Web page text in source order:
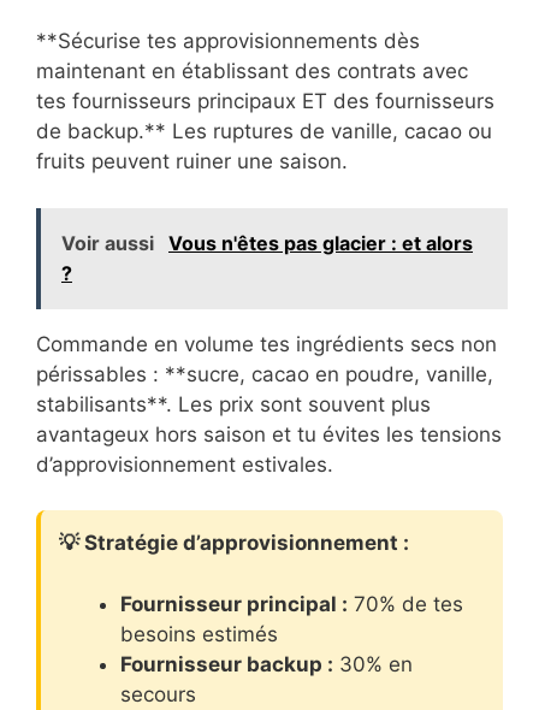
**Sécurise tes approvisionnements dès
maintenant en établissant des contrats avec
tes fournisseurs principaux ET des fournisseurs
de backup.** Les ruptures de vanille, cacao ou
fruits peuvent ruiner une saison.
Voir aussi Vous n'êtes pas glacier : et alors
?
Commande en volume tes ingrédients secs non
périssables : **sucre, cacao en poudre, vanille,
stabilisants**. Les prix sont souvent plus
avantageux hors saison et tu évites les tensions
d’approvisionnement estivales.
💡 Stratégie d’approvisionnement :
Fournisseur principal : 70% de tes
besoins estimés
Fournisseur backup : 30% en
secours